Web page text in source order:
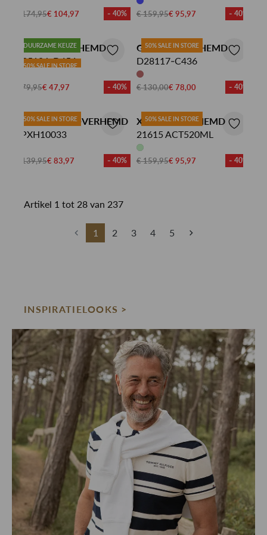
€ 174,95€ 104,97 - 40% € 159,95€ 95,97 - 40%
DUURZAME KEUZE
50% SALE IN STORE
G-STAR OVERHEMD
D25196-D454
€ 79,95€ 47,97 - 40%
50% SALE IN STORE
G-STAR OVERHEMD
D28117-C436
€ 130,00€ 78,00 - 40%
50% SALE IN STORE
PROFUOMO OVERHEMD
PPXH10033
€ 139,95€ 83,97 - 40%
50% SALE IN STORE
XACUS OVERHEMD
21615 ACT520ML
€ 159,95€ 95,97 - 40%
Artikel 1 tot 28 van 237
1 2 3 4 5
INSPIRATIELOOKS >